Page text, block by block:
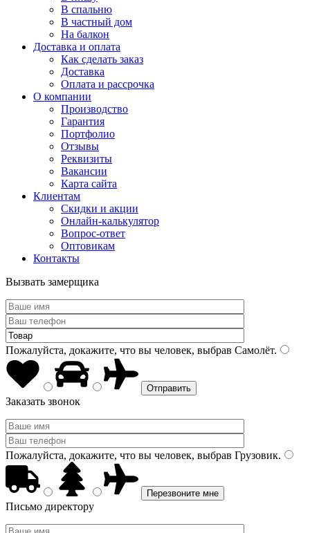
В спальню
В частный дом
На балкон
Доставка и оплата
Как сделать заказ
Доставка
Оплата и рассрочка
О компании
Производство
Гарантия
Портфолио
Отзывы
Реквизиты
Вакансии
Карта сайта
Клиентам
Скидки и акции
Онлайн-калькулятор
Вопрос-ответ
Оптовикам
Контакты
Вызвать замерщика
Пожалуйста, докажите, что вы человек, выбрав Самолёт.
Заказать звонок
Пожалуйста, докажите, что вы человек, выбрав Грузовик.
Письмо директору